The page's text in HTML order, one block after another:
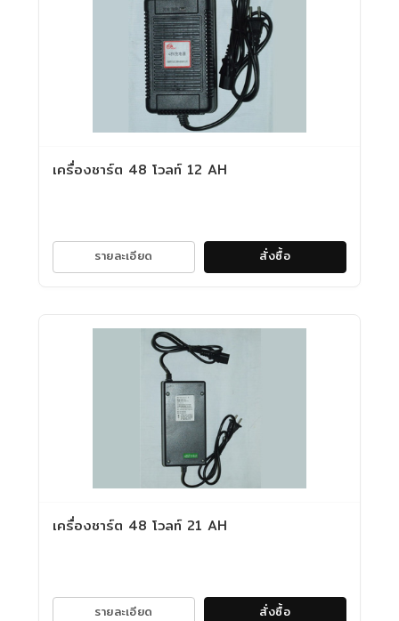
เครื่องชาร์ต 48 โวลท์ 12 AH
รายละเอียด สั่งซื้อ
เครื่องชาร์ต 48 โวลท์ 21 AH
รายละเอียด สั่งซื้อ